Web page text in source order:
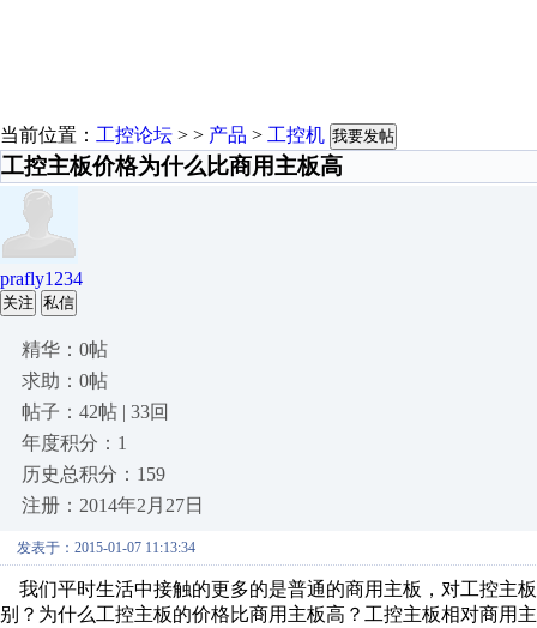
当前位置： 工控论坛 > > 产品 > 工控机 我要发帖
工控主板价格为什么比商用主板高
prafly1234
关注 私信
精华：0帖
求助：0帖
帖子：42帖 | 33回
年度积分：1
历史总积分：159
注册：2014年2月27日
发表于：2015-01-07 11:13:34
我们平时生活中接触的更多的是普通的商用主板，对工控主
别？为什么工控主板的价格比商用主板高？工控主板相对商用